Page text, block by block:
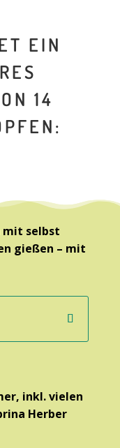
EIN
14
mit selbst
gießen – mit
inkl. vielen
Herber